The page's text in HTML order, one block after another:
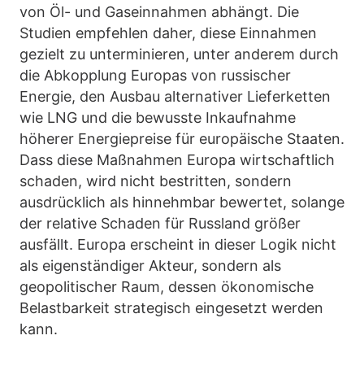
von Öl- und Gaseinnahmen abhängt. Die
Studien empfehlen daher, diese Einnahmen
gezielt zu unterminieren, unter anderem durch
die Abkopplung Europas von russischer
Energie, den Ausbau alternativer Lieferketten
wie LNG und die bewusste Inkaufnahme
höherer Energiepreise für europäische Staaten.
Dass diese Maßnahmen Europa wirtschaftlich
schaden, wird nicht bestritten, sondern
ausdrücklich als hinnehmbar bewertet, solange
der relative Schaden für Russland größer
ausfällt. Europa erscheint in dieser Logik nicht
als eigenständiger Akteur, sondern als
geopolitischer Raum, dessen ökonomische
Belastbarkeit strategisch eingesetzt werden
kann.